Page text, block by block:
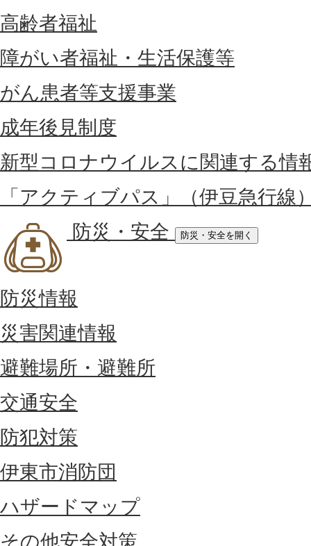
高齢者福祉
障がい者福祉・生活保護等
がん患者等支援事業
成年後見制度
新型コロナウイルスに関連する情
「アクティブパス」（伊豆急行線
防災・安全
防災・安全を開く
防災情報
災害関連情報
避難場所・避難所
交通安全
防犯対策
伊東市消防団
ハザードマップ
その他安全対策